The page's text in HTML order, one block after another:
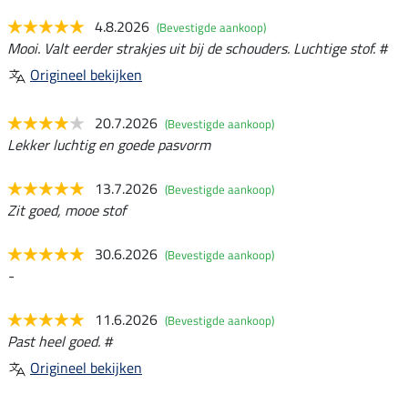
4.8.2026 (Bevestigde aankoop)
Mooi. Valt eerder strakjes uit bij de schouders. Luchtige stof. #
Origineel bekijken
20.7.2026 (Bevestigde aankoop)
Lekker luchtig en goede pasvorm
13.7.2026 (Bevestigde aankoop)
Zit goed, mooe stof
30.6.2026 (Bevestigde aankoop)
-
11.6.2026 (Bevestigde aankoop)
Past heel goed. #
Origineel bekijken